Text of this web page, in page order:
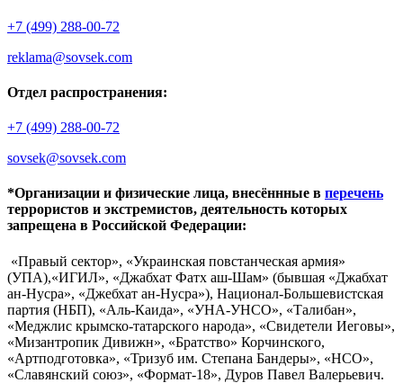
+7 (499) 288-00-72
reklama@sovsek.com
Отдел распространения:
+7 (499) 288-00-72
sovsek@sovsek.com
*Организации и физические лица, внесённные в перечень
террористов и экстремистов, деятельность которых
запрещена в Российской Федерации:
«Правый сектор», «Украинская повстанческая армия»
(УПА),«ИГИЛ», «Джабхат Фатх аш-Шам» (бывшая «Джабхат
ан-Нусра», «Джебхат ан-Нусра»), Национал-Большевистская
партия (НБП), «Аль-Каида», «УНА-УНСО», «Талибан»,
«Меджлис крымско-татарского народа», «Свидетели Иеговы»,
«Мизантропик Дивижн», «Братство» Корчинского,
«Артподготовка», «Тризуб им. Степана Бандеры», «НСО»,
«Славянский союз», «Формат-18», Дуров Павел Валерьевич.